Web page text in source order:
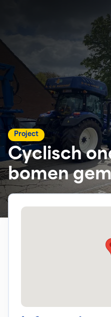
Cyclisch
bomen
Project